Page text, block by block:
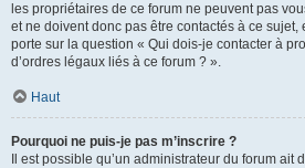
les propriétaires de ce forum ne peuvent pas
et ne doivent donc pas être contactés à ce sujet,
porte sur la question « Qui dois-je contacter à
d’ordres légaux liés à ce forum ? ».
Haut
Pourquoi ne puis-je pas m’inscrire ?
Il est possible qu’un administrateur du forum ait